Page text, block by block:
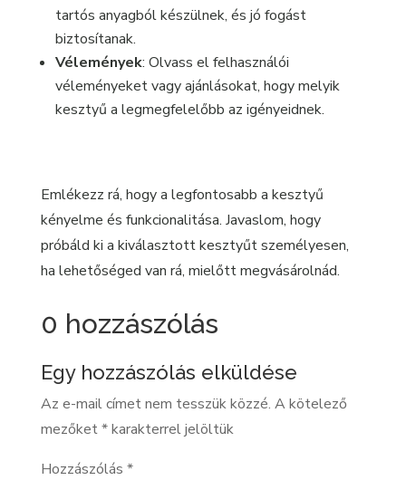
tartós anyagból készülnek, és jó fogást
biztosítanak.
Vélemények: Olvass el felhasználói
véleményeket vagy ajánlásokat, hogy melyik
kesztyű a legmegfelelőbb az igényeidnek.
Emlékezz rá, hogy a legfontosabb a kesztyű
kényelme és funkcionalitása. Javaslom, hogy
próbáld ki a kiválasztott kesztyűt személyesen,
ha lehetőséged van rá, mielőtt megvásárolnád.
0 hozzászólás
Egy hozzászólás elküldése
Az e-mail címet nem tesszük közzé. A kötelező
mezőket*karakterrel jelöltük
Hozzászólás *